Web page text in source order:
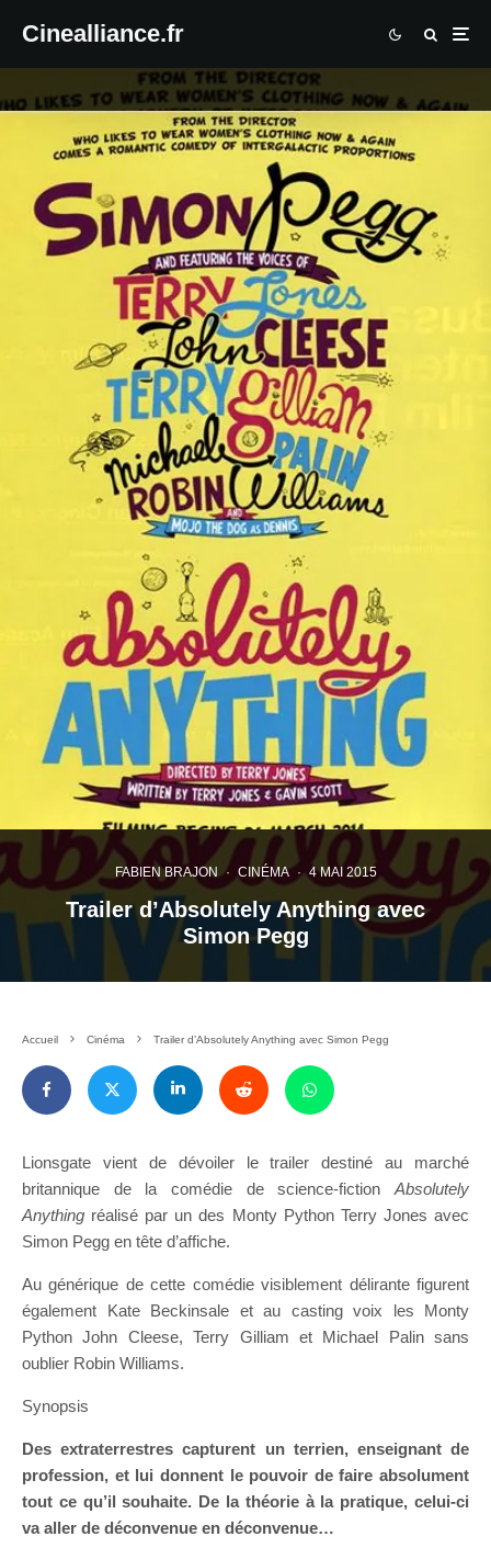
Cinealliance.fr
FABIEN BRAJON · CINÉMA · 4 MAI 2015
Trailer d’Absolutely Anything avec
Simon Pegg
Accueil Cinéma Trailer d’Absolutely Anything avec Simon Pegg
Lionsgate vient de dévoiler le trailer destiné au marché
britannique de la comédie de science-fiction Absolutely
Anything réalisé par un des Monty Python Terry Jones avec
Simon Pegg en tête d’affiche.
Au générique de cette comédie visiblement délirante figurent
également Kate Beckinsale et au casting voix les Monty
Python John Cleese, Terry Gilliam et Michael Palin sans
oublier Robin Williams.
Synopsis
Des extraterrestres capturent un terrien, enseignant de
profession, et lui donnent le pouvoir de faire absolument
tout ce qu’il souhaite. De la théorie à la pratique, celui-ci
va aller de déconvenue en déconvenue…